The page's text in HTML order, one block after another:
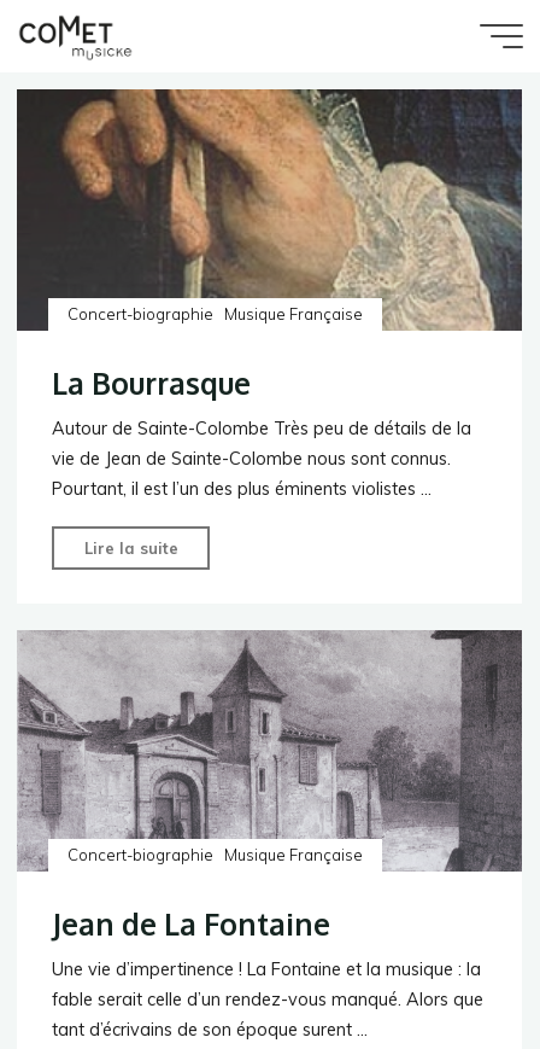
Musicke
Concert-biographie Musique Française
La Bourrasque
Autour de Sainte-Colombe Très peu de détails de la
vie de Jean de Sainte-Colombe nous sont connus.
Pourtant, il est l’un des plus éminents violistes …
Lire la suite
Bourrasque"
Concert-biographie Musique Française
Jean de La Fontaine
Une vie d’impertinence ! La Fontaine et la musique : la
fable serait celle d’un rendez-vous manqué. Alors que
tant d’écrivains de son époque surent …